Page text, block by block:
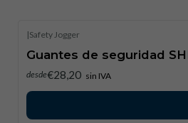
|Safety Jogger
Guantes de seguridad
desde€28,20 sin IVA